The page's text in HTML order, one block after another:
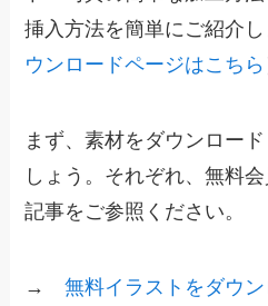
挿入方法を簡単にご紹介
ウンロードページはこちら
まず、素材をダウンロー
しょう。それぞれ、無料
記事をご参照ください。
→無料イラストをダウ